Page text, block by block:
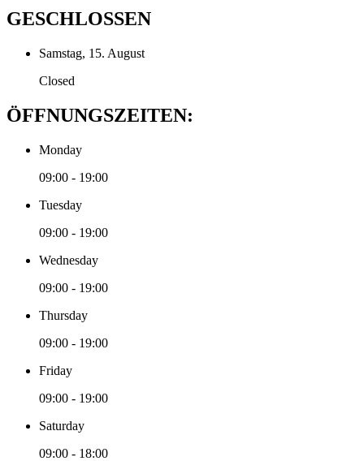
GESCHLOSSEN
Samstag, 15. August
Closed
ÖFFNUNGSZEITEN:
Monday
09:00 - 19:00
Tuesday
09:00 - 19:00
Wednesday
09:00 - 19:00
Thursday
09:00 - 19:00
Friday
09:00 - 19:00
Saturday
09:00 - 18:00